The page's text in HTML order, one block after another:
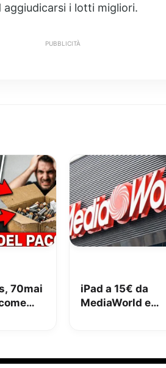
i lotti migliori.
PUBBLICITÀ
70mai
iPad a 15€ da
MediaWorld e
cosa abbiamo